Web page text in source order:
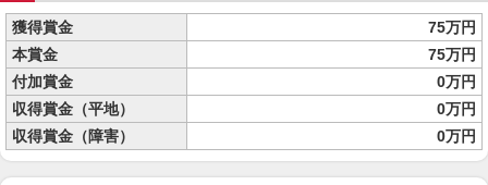
獲得賞金
75万円
本賞金
75万円
付加賞金
0万円
収得賞金（平地）
0万円
収得賞金（障害）
0万円